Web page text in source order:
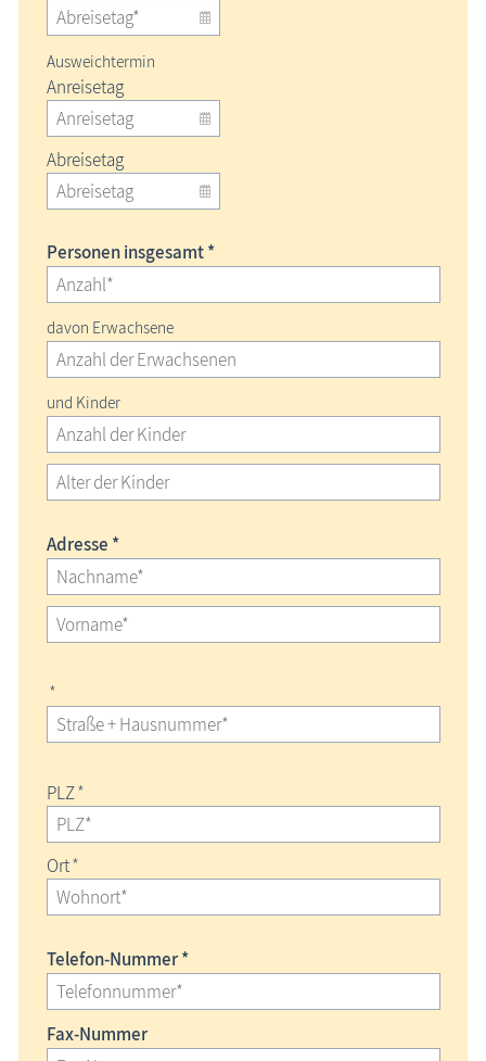
Ausweichtermin
Anreisetag
Abreisetag
Personen insgesamt *
davon Erwachsene
und Kinder
Adresse *
*
PLZ*
Ort*
Telefon-Nummer *
Fax-Nummer